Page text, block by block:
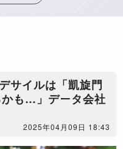
サイルは「凱旋門
も…」データ会社
2025年04月09日 18:43